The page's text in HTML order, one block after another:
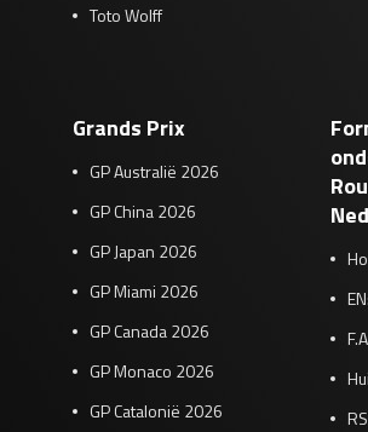
Toto Wolff
Grands Prix
GP Australië 2026
GP China 2026
GP Japan 2026
GP Miami 2026
GP Canada 2026
GP Monaco 2026
GP Catalonië 2026